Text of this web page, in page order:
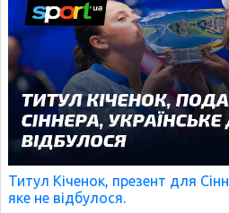
Титул Кіченок, презент для
яке не відбулося.